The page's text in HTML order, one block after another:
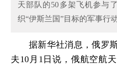
天部队的50多架飞机参与
织“伊斯兰国”目标的军事行
据新华社消息，俄罗斯
夫10月1日说，俄航空航